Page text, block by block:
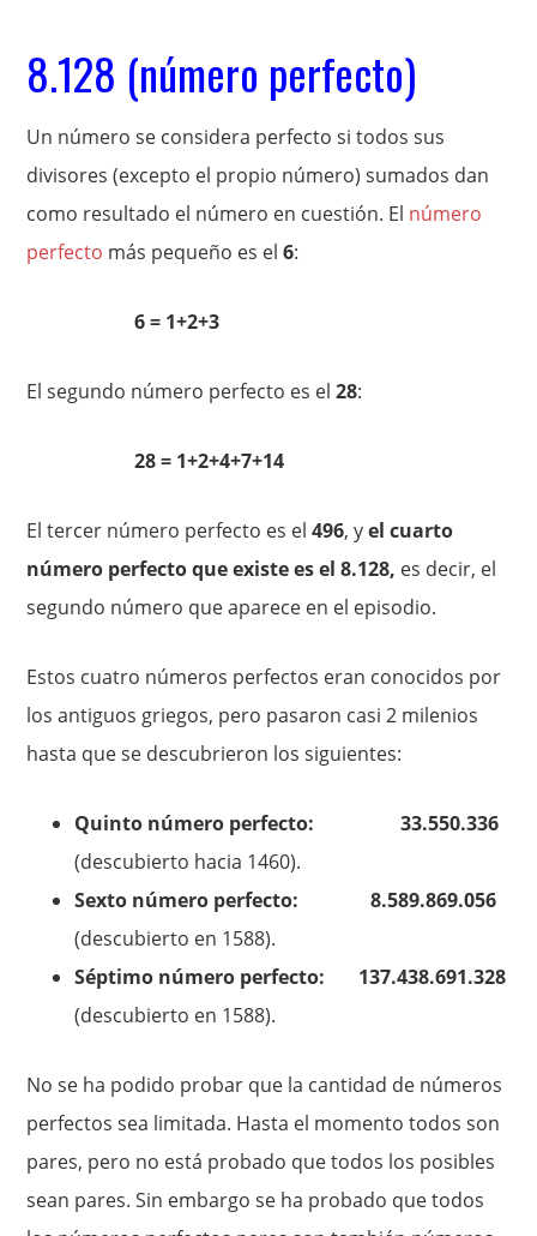
8.128 (número perfecto)
Un número se considera perfecto si todos sus
divisores (excepto el propio número) sumados dan
como resultado el número en cuestión. El número
perfecto más pequeño es el6:
6 = 1+2+3
El segundo número perfecto es el28:
28 = 1+2+4+7+14
El tercer número perfecto es el496, yel cuarto
número perfecto que existe es el 8.128, es decir, el
segundo número que aparece en el episodio.
Estos cuatro números perfectos eran conocidos por
los antiguos griegos, pero pasaron casi 2 milenios
hasta que se descubrieron los siguientes:
Quinto número perfecto: 33.550.336
(descubierto hacia 1460).
Sexto número perfecto: 8.589.869.056
(descubierto en 1588).
Séptimo número perfecto: 137.438.691.328
(descubierto en 1588).
No se ha podido probar que la cantidad de números
perfectos sea limitada. Hasta el momento todos son
pares, pero no está probado que todos los posibles
sean pares. Sin embargo se ha probado que todos